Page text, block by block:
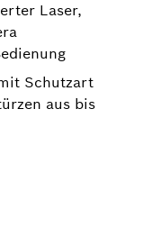
Laser,
Schutzart
aus bis